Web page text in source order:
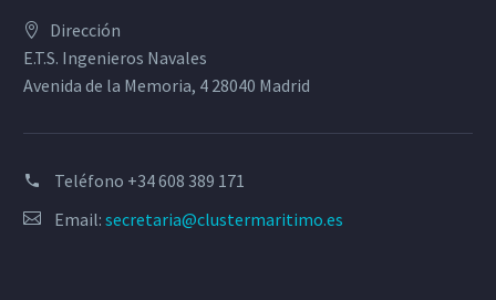
Dirección
E.T.S. Ingenieros Navales
Avenida de la Memoria, 4 28040 Madrid
Teléfono +34 608 389 171
Email: secretaria@clustermaritimo.es